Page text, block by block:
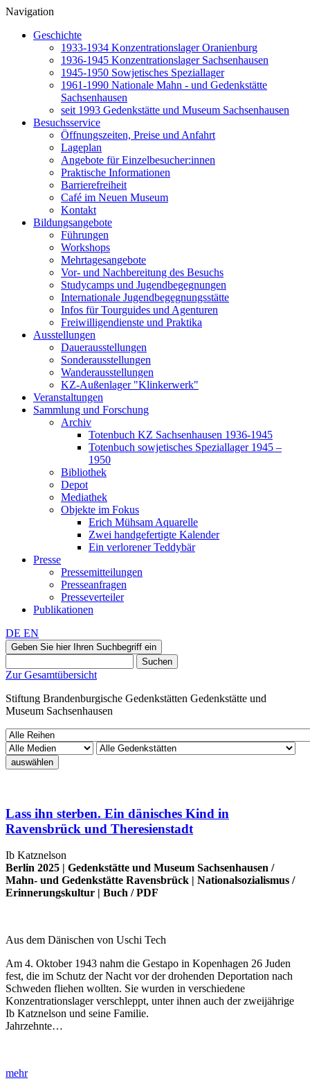
Navigation
Geschichte
1933-1934 Konzentrationslager Oranienburg
1936-1945 Konzentrationslager Sachsenhausen
1945-1950 Sowjetisches Speziallager
1961-1990 Nationale Mahn - und Gedenkstätte
Sachsenhausen
seit 1993 Gedenkstätte und Museum Sachsenhausen
Besuchsservice
Öffnungszeiten, Preise und Anfahrt
Lageplan
Angebote für Einzelbesucher:innen
Praktische Informationen
Barrierefreiheit
Café im Neuen Museum
Kontakt
Bildungsangebote
Führungen
Workshops
Mehrtagesangebote
Vor- und Nachbereitung des Besuchs
Studycamps und Jugendbegegnungen
Internationale Jugendbegegnungsstätte
Infos für Tourguides und Agenturen
Freiwilligendienste und Praktika
Ausstellungen
Dauerausstellungen
Sonderausstellungen
Wanderausstellungen
KZ-Außenlager "Klinkerwerk"
Veranstaltungen
Sammlung und Forschung
Archiv
Totenbuch KZ Sachsenhausen 1936-1945
Totenbuch sowjetisches Speziallager 1945 –
1950
Bibliothek
Depot
Mediathek
Objekte im Fokus
Erich Mühsam Aquarelle
Zwei handgefertigte Kalender
Ein verlorener Teddybär
Presse
Pressemitteilungen
Presseanfragen
Presseverteiler
Publikationen
DE EN
Geben Sie hier Ihren Suchbegriff ein
Suchen
Zur Gesamtübersicht
Stiftung Brandenburgische Gedenkstätten Gedenkstätte und
Museum Sachsenhausen
auswählen
Lass ihn sterben. Ein dänisches Kind in
Ravensbrück und Theresienstadt
Ib Katznelson
Berlin 2025 | Gedenkstätte und Museum Sachsenhausen /
Mahn- und Gedenkstätte Ravensbrück | Nationalsozialismus /
Erinnerungskultur | Buch /PDF
Aus dem Dänischen von Uschi Tech
Am 4. Oktober 1943 nahm die Gestapo in Kopenhagen 26 Juden
fest, die im Schutz der Nacht vor der drohenden Deportation nach
Schweden fliehen wollten. Sie wurden in verschiedene
Konzentrationslager verschleppt, unter ihnen auch der zweijährige
Ib Katznelson und seine Familie.
Jahrzehnte…
mehr